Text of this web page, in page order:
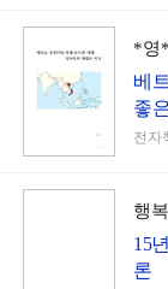
*영*
베
좋
전자
행
15
론